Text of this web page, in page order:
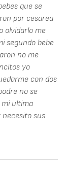
que se
por cesarea
olvidarlo me
segundo bebe
no me
yo
con dos
no se
mi ultima
necesito sus